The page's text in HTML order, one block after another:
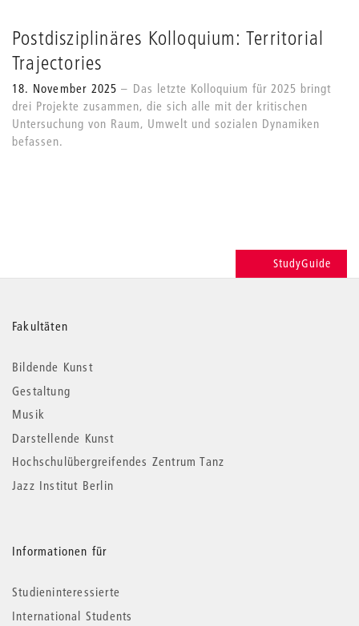
Postdisziplinäres Kolloquium: Territorial
Trajectories
18. November 2025
Das letzte Kolloquium für 2025 bringt
drei Projekte zusammen, die sich alle mit der kritischen
Untersuchung von Raum, Umwelt und sozialen Dynamiken
befassen.
StudyGuide
Weitere
Informationen
Fakultäten
Bildende Kunst
Gestaltung
Musik
Darstellende Kunst
Hochschulübergreifendes Zentrum Tanz
Jazz Institut Berlin
Informationen für
Studieninteressierte
International Students